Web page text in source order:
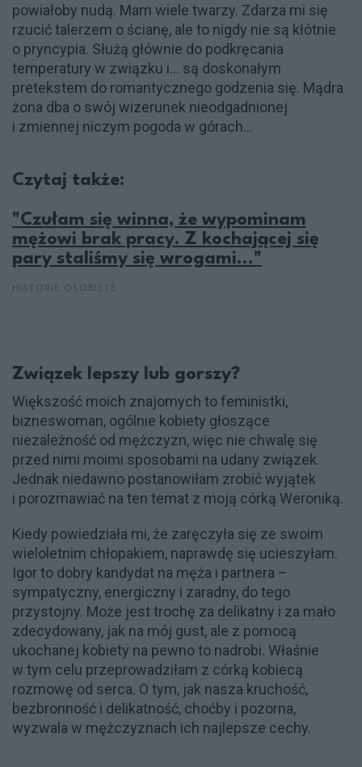
powiałoby nudą. Mam wiele twarzy. Zdarza mi się
rzucić talerzem o ścianę, ale to nigdy nie są kłótnie
o pryncypia. Służą głównie do podkręcania
temperatury w związku i… są doskonałym
pretekstem do romantycznego godzenia się. Mądra
żona dba o swój wizerunek nieodgadnionej
i zmiennej niczym pogoda w górach…
Czytaj także:
"Czułam się winna, że wypominam
mężowi brak pracy. Z kochającej się
pary staliśmy się wrogami..."
Związek lepszy lub gorszy?
Większość moich znajomych to feministki,
bizneswoman, ogólnie kobiety głoszące
niezależność od mężczyzn, więc nie chwalę się
przed nimi moimi sposobami na udany związek.
Jednak niedawno postanowiłam zrobić wyjątek
i porozmawiać na ten temat z moją córką Weroniką.
Kiedy powiedziała mi, że zaręczyła się ze swoim
wieloletnim chłopakiem, naprawdę się ucieszyłam.
Igor to dobry kandydat na męża i partnera –
sympatyczny, energiczny i zaradny, do tego
przystojny. Może jest trochę za delikatny i za mało
zdecydowany, jak na mój gust, ale z pomocą
ukochanej kobiety na pewno to nadrobi. Właśnie
w tym celu przeprowadziłam z córką kobiecą
rozmowę od serca. O tym, jak nasza kruchość,
bezbronność i delikatność, choćby i pozorna,
wyzwala w mężczyznach ich najlepsze cechy.